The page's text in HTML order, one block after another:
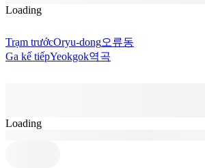
Loading
Trạm trướcOryu-dong오류동
Ga kế tiếpYeokgok역곡
Loading